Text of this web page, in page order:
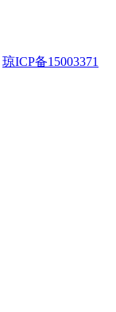
琼ICP备15003371